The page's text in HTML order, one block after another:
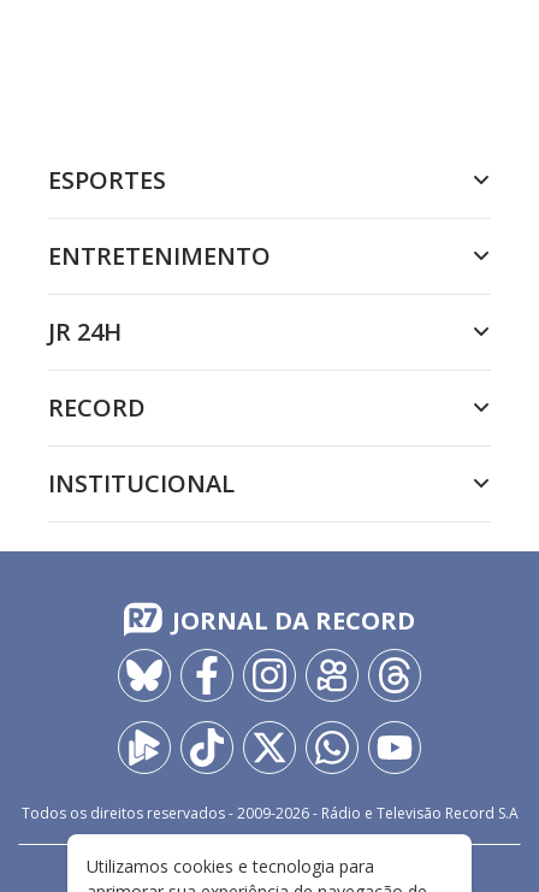
ESPORTES
ENTRETENIMENTO
JR 24H
RECORD
INSTITUCIONAL
JORNAL DA RECORD
Todos os direitos reservados - 2009-2026- Rádio e Televisão Record S.A
FALE CONOSCO PRIVACIDADE
Utilizamos cookies e tecnologia para